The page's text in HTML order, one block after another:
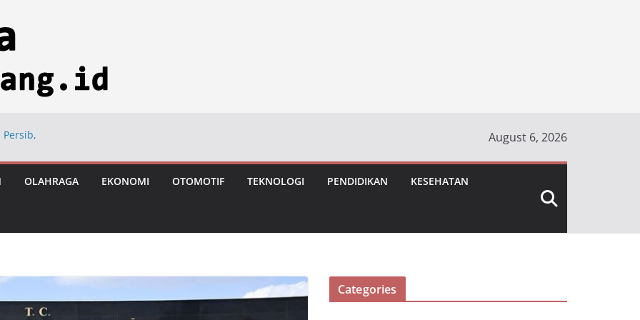
di Hayam
August 6, 2026
OLAHRAGA EKONOMI OTOMOTIF TEKNOLOGI PENDIDIKAN KESEHATAN
Categories